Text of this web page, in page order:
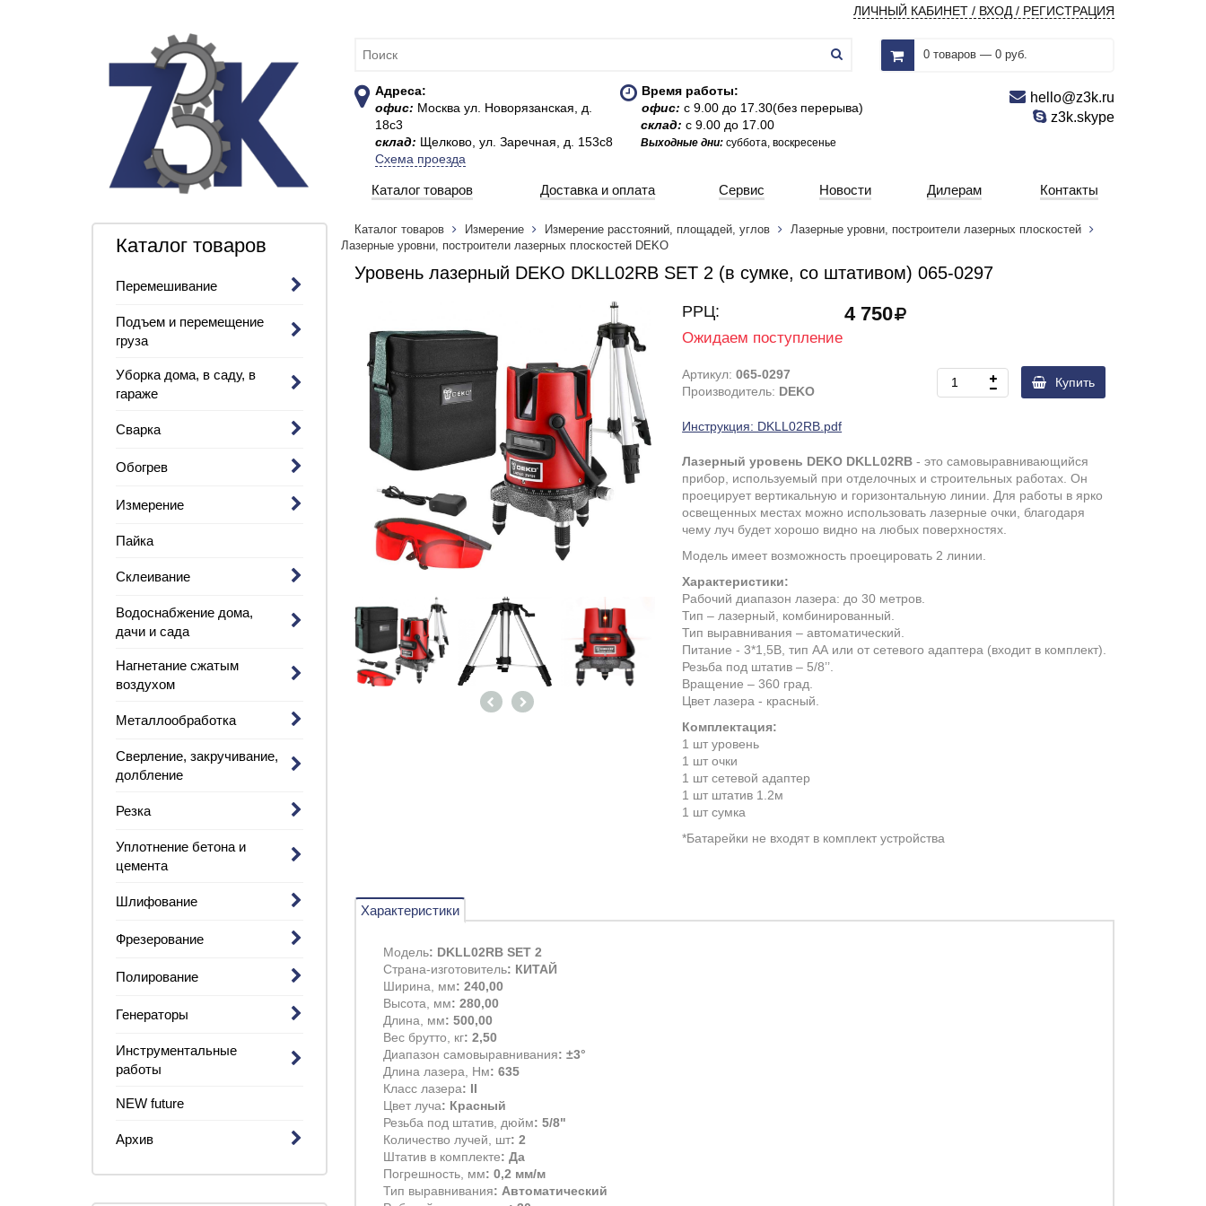
ЛИЧНЫЙ КАБИНЕТ / ВХОД / РЕГИСТРАЦИЯ
0 товаров — 0 руб.
Адреса:
офис: Москва ул. Новорязанская, д.
18с3
склад: Щелково, ул. Заречная, д. 153с8
Схема проезда
Время работы:
офис: с 9.00 до 17.30(без перерыва)
склад: с 9.00 до 17.00
Выходные дни: суббота, воскресенье
hello@z3k.ru
z3k.skype
Каталог товаров Доставка и оплата Сервис Новости Дилерам Контакты
Каталог товаров
Перемешивание
Подъем и перемещение
груза
Уборка дома, в саду, в
гараже
Сварка
Обогрев
Измерение
Пайка
Склеивание
Водоснабжение дома,
дачи и сада
Нагнетание сжатым
воздухом
Металлообработка
Сверление, закручивание,
долбление
Резка
Уплотнение бетона и
цемента
Шлифование
Фрезерование
Полирование
Генераторы
Инструментальные
работы
NEW future
Архив
Каталог товаров Измерение Измерение расстояний, площадей, углов
Лазерные уровни, построители лазерных плоскостей
Лазерные уровни, построители лазерных плоскостей DEKO
Уровень лазерный DEKO DKLL02RB SET 2 (в сумке, со штативом) 065-0297
РРЦ: 4 750
Ожидаем поступление
Артикул:065-0297
Производитель: DEKO
Купить
Инструкция: DKLL02RB.pdf
Лазерный уровень DEKO DKLL02RB - это самовыравнивающийся
прибор, используемый при отделочных и строительных работах. Он
проецирует вертикальную и горизонтальную линии. Для работы в ярко
освещенных местах можно использовать лазерные очки, благодаря
чему луч будет хорошо видно на любых поверхностях.
Модель имеет возможность проецировать 2 линии.
Характеристики:
Рабочий диапазон лазера: до 30 метров.
Тип – лазерный, комбинированный.
Тип выравнивания – автоматический.
Питание - 3*1,5В, тип АА или от сетевого адаптера (входит в комплект).
Резьба под штатив – 5/8’’.
Вращение – 360 град.
Цвет лазера - красный.
Комплектация:
1 шт уровень
1 шт очки
1 шт сетевой адаптер
1 шт штатив 1.2м
1 шт сумка
*Батарейки не входят в комплект устройства
Характеристики
Модель: DKLL02RB SET 2
Страна-изготовитель: КИТАЙ
Ширина, мм: 240,00
Высота, мм: 280,00
Длина, мм: 500,00
Вес брутто, кг: 2,50
Диапазон самовыравнивания: ±3°
Длина лазера, Нм: 635
Класс лазера: II
Цвет луча: Красный
Резьба под штатив, дюйм: 5/8"
Количество лучей, шт: 2
Штатив в комплекте: Да
Погрешность, мм: 0,2 мм/м
Тип выравнивания: Автоматический